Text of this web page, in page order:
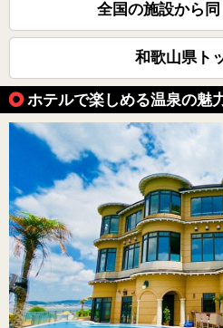
全国の施設から
和歌山県ト
ホテルで楽しめる温泉の魅